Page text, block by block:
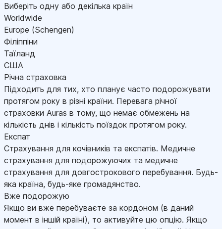
Виберіть одну або декілька країн
Worldwide
Europe (Schengen)
Філіппіни
Таїланд
США
Річна страховка
Підходить для тих, хто планує часто подорожувати
протягом року в різні країни. Перевага річної
страховки Auras в тому, що немає обмежень на
кількість днів і кількість поїздок протягом року.
Експат
Страхування для кочівників та експатів. Медичне
страхування для подорожуючих та медичне
страхування для довгострокового перебування. Будь-
яка країна, будь-яке громадянство.
Вже подорожую
Якщо ви вже перебуваєте за кордоном (в даний
момент в іншій країні), то активуйте цю опцію. Якщо